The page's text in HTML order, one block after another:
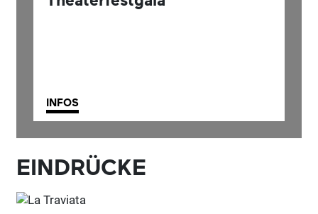
INFOS
EINDRÜCKE